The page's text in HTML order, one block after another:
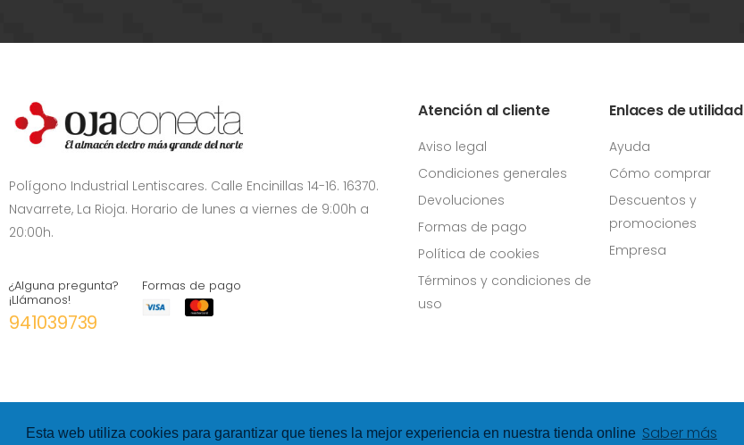
Esta web utiliza cookies para garantizar que tienes la mejor experiencia en nuestra tienda online Saber más
Polígono Industrial Lentiscares. Calle Encinillas 14-16. 16370.
Navarrete, La Rioja. Horario de lunes a viernes de 9:00h a
20:00h.
¿Alguna pregunta?
¡Llámanos!
941039739
Formas de pago
Atención al cliente
Aviso legal
Condiciones generales
Devoluciones
Formas de pago
Política de cookies
Términos y condiciones de
uso
Enlaces de utilidad
Ayuda
Cómo comprar
Descuentos y
promociones
Empresa
Hexer- All rights Reserved